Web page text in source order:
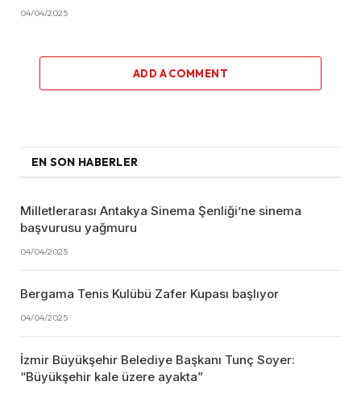
04/04/2025
ADD A COMMENT
EN SON HABERLER
Milletlerarası Antakya Sinema Şenliği’ne sinema
başvurusu yağmuru
04/04/2025
Bergama Tenis Kulübü Zafer Kupası başlıyor
04/04/2025
İzmir Büyükşehir Belediye Başkanı Tunç Soyer:
“Büyükşehir kale üzere ayakta”